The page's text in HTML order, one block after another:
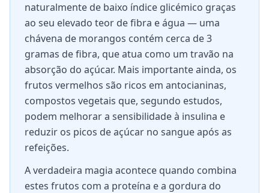
naturalmente de baixo índice glicémico graças
ao seu elevado teor de fibra e água — uma
chávena de morangos contém cerca de 3
gramas de fibra, que atua como um travão na
absorção do açúcar. Mais importante ainda, os
frutos vermelhos são ricos em antocianinas,
compostos vegetais que, segundo estudos,
podem melhorar a sensibilidade à insulina e
reduzir os picos de açúcar no sangue após as
refeições.
A verdadeira magia acontece quando combina
estes frutos com a proteína e a gordura do